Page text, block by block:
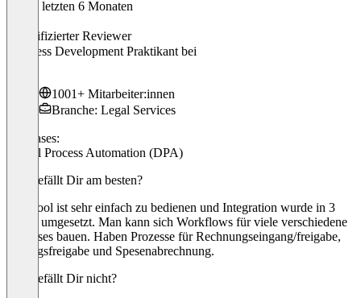
In den letzten 6 Monaten
Verifizierter Reviewer
Business Development Praktikant bei
1001+ Mitarbeiter:innen
Branche: Legal Services
Use cases:
Digital Process Automation (DPA)
Was gefällt Dir am besten?
Das Tool ist sehr einfach zu bedienen und Integration wurde in 3
Tagen umgesetzt. Man kann sich Workflows für viele verschiedene
use cases bauen. Haben Prozesse für Rechnungseingang/freigabe,
Vertragsfreigabe und Spesenabrechnung.
Was gefällt Dir nicht?